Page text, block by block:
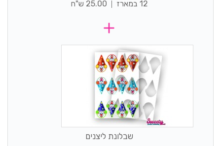
12 במארז 25.00 ש"ח
שבלונת ליצנים